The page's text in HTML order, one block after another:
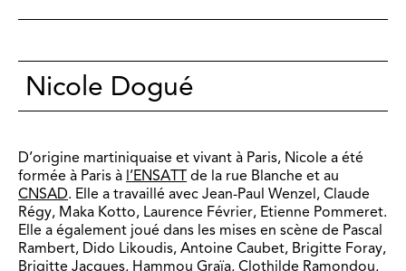
Nicole Dogué
D’origine martiniquaise et vivant à Paris, Nicole a été
formée à Paris à l’ENSATT de la rue Blanche et au
CNSAD. Elle a travaillé avec Jean-Paul Wenzel, Claude
Régy, Maka Kotto, Laurence Février, Etienne Pommeret.
Elle a également joué dans les mises en scène de Pascal
Rambert, Dido Likoudis, Antoine Caubet, Brigitte Foray,
Brigitte Jacques, Hammou Graïa, Clothilde Ramondou,